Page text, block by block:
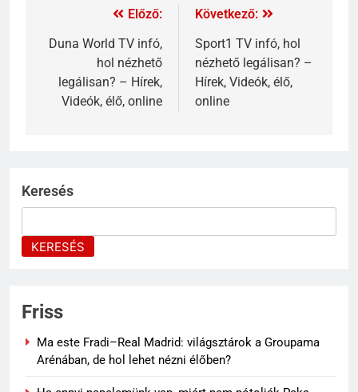
Előző:
Duna World TV infó,
hol nézhető
legálisan? – Hírek,
Videók, élő, online
Következő:
Sport1 TV infó, hol
nézhető legálisan? –
Hírek, Videók, élő,
online
Keresés
KERESÉS
Friss
Ma este Fradi–Real Madrid: világsztárok a Groupama
Arénában, de hol lehet nézni élőben?